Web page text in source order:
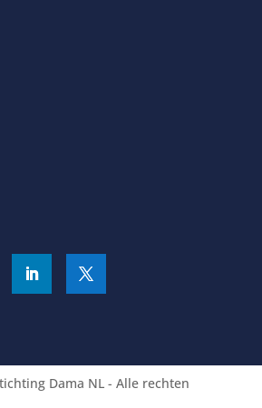
Dama NL - Alle rechten